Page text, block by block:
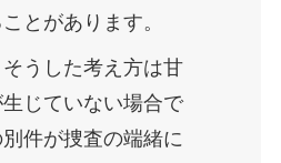
とがあります。
うした考え方は甘
じていない場合で
件が捜査の端緒に